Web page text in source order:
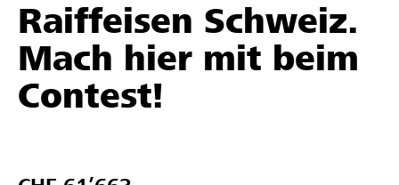
Unterstützen
Hilfe & Support
Raiffeisen Schweiz.
Mach hier mit beim
Contest!